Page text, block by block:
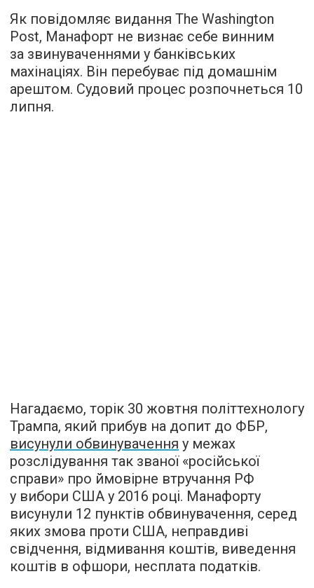
Як повідомляє видання The Washington
Post, Манафорт не визнає себе винним
за звинуваченнями у банківських
махінаціях. Він перебуває під домашнім
арештом. Судовий процес розпочнеться 10
липня.
Нагадаємо, торік 30 жовтня політтехнологу
Трампа, який прибув на допит до ФБР,
висунули обвинувачення у межах
розслідування так званої «російської
справи» про ймовірне втручання РФ
у вибори США у 2016 році. Манафорту
висунули 12 пунктів обвинувачення, серед
яких змова проти США, неправдиві
свідчення, відмивання коштів, виведення
коштів в офшори, несплата податків.